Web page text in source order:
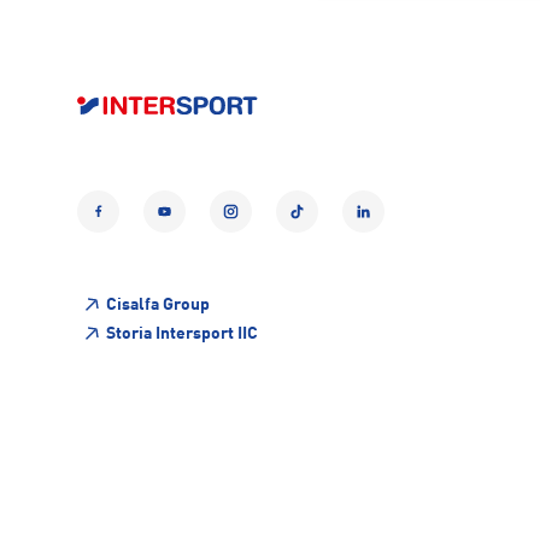
YouTubeInstagramTikTok LinkedIn
Cisalfa Group
Storia Intersport IIC